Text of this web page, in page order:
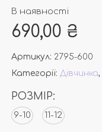
В наявності
690,00 ₴
Артикул: 2795-600
Категорії: Дівчинка,
РОЗМІР:
9-10 11-12